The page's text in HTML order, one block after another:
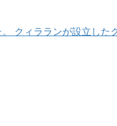
クィラランが設立した